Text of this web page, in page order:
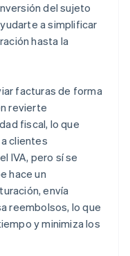
del sujeto
a simplificar
hasta la
facturas de forma
revierte
fiscal, lo que
clientes
IVA, pero sí se
hace un
envía
reembolsos, lo que
y minimiza los